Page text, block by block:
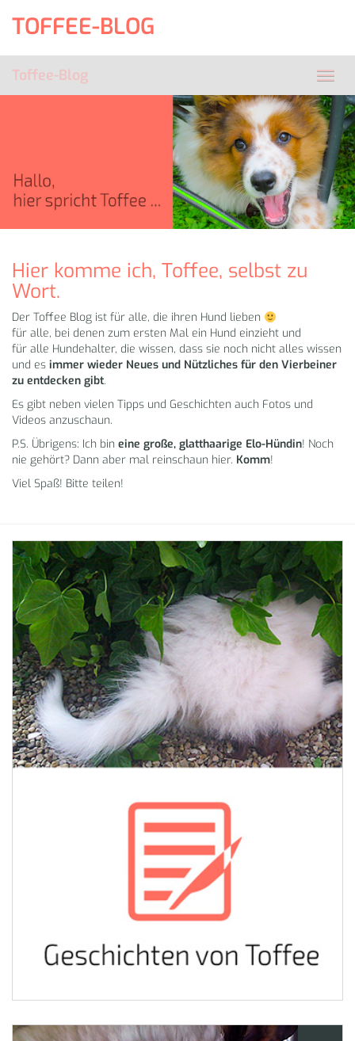
main
content
TOFFEE-BLOG
Toffee-Blog
Hier komme ich, Toffee, selbst zu
Wort.
Der Toffee Blog ist für alle, die ihren Hund lieben
für alle, bei denen zum ersten Mal ein Hund einzieht und
für alle Hundehalter, die wissen, dass sie noch nicht alles wissen
und es immer wieder Neues und Nützliches für den Vierbeiner
zu entdecken gibt.
Es gibt neben vielen Tipps und Geschichten auch Fotos und
Videos anzuschaun.
P.S. Übrigens: Ich bin eine große, glatthaarige Elo-Hündin! Noch
nie gehört? Dann aber mal reinschaun hier. Komm!
Viel Spaß! Bitte teilen!